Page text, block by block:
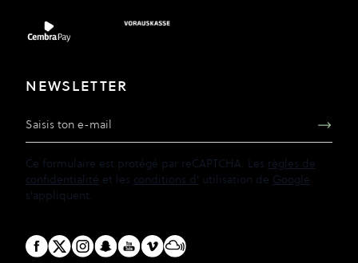
NEWSLETTER
Adresse e-mail
Ce formulaire est protégé par reCAPTCHA. Les règles de
confidentialité et les conditions d' utilisation de Google
s'appliquent.